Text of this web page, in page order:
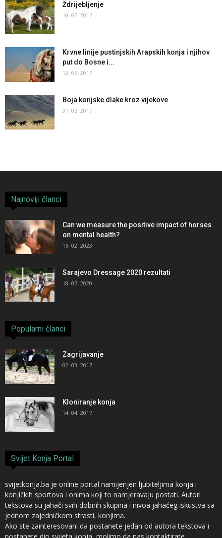
Ždrijebljenje
10. 05. 2017.
Krvne linije pustinjskih Arapskih konja i njihov
put do Bosne i...
12. 05. 2017.
Boja konjske dlake kroz vijekove
31. 05. 2017.
Najnoviji članci
Can we measure the positive impact of horses
on mental health?
16. 02. 2023.
Sarajevo Dressage 2020 rezultati
18. 07. 2020.
Popularni članci
Zagrijavanje
02. 03. 2017.
Kloniranje konja
14. 04. 2017.
Svijet Konja Portal
svijetkonja.ba je online portal namijenjen ljubiteljima konja i
konjičkih sportova i onima koji to namjeravaju postati. Autori
tekstova su jahači svih dobnih skupina i nivoa jahaćeg iskustva sa
jednom zajedničkom strasti, konjima.
Ako ste zainteresovani da postanete jedan od autora tekstova i